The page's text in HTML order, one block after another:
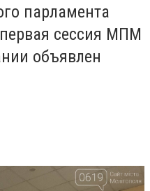
парламента
сессия МПМ
объявлен